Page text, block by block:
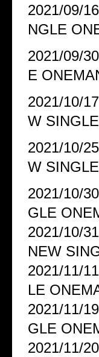
2021/09/
NGLE
2021/09/
E
2021/10/
W
2021/10/
W
2021/10/
GLE
2021/10/
NEW
2021/11/
LE
2021/11/
GLE
2021/11/